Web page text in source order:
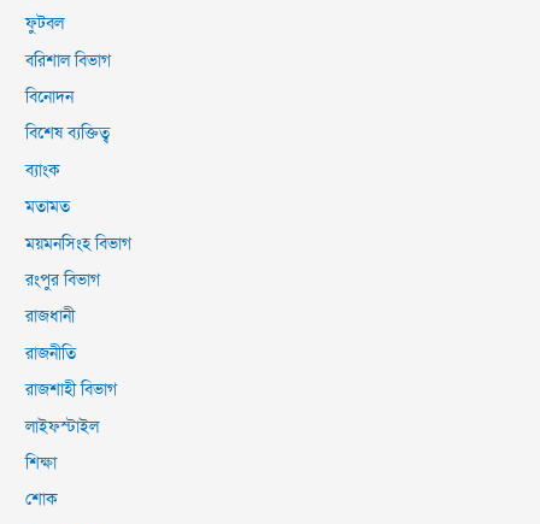
ফুটবল
বরিশাল বিভাগ
বিনোদন
বিশেষ ব্যক্তিত্ব
ব্যাংক
মতামত
ময়মনসিংহ বিভাগ
রংপুর বিভাগ
রাজধানী
রাজনীতি
রাজশাহী বিভাগ
লাইফস্টাইল
শিক্ষা
শোক